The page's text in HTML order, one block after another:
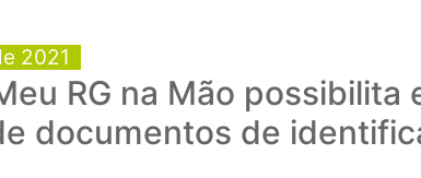
2021
RG na Mão possibilita
documentos de